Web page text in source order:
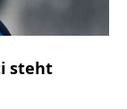
steht